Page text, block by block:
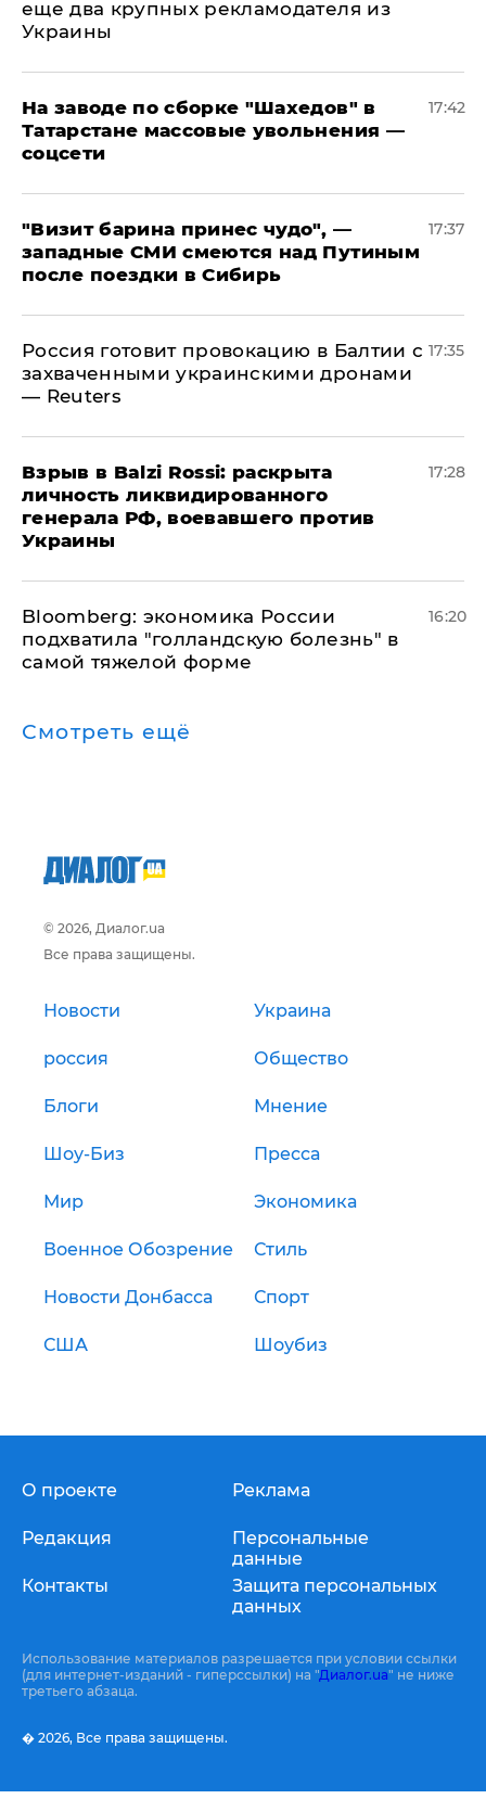
еще два крупных рекламодателя из
Украины
На заводе по сборке "Шахедов" в
Татарстане массовые увольнения —
соцсети
17:42
"Визит барина принес чудо", —
западные СМИ смеются над Путиным
после поездки в Сибирь
17:37
​Россия готовит провокацию в Балтии с
захваченными украинскими дронами
— Reuters
17:35
​Взрыв в Balzi Rossi: раскрыта
личность ликвидированного
генерала РФ, воевавшего против
Украины
17:28
Bloomberg: экономика России
подхватила "голландскую болезнь" в
самой тяжелой форме
16:20
Смотреть ещё
© 2026, Диалог.ua
Все права защищены.
Новости Украина
россия Общество
Блоги Мнение
Шоу-Биз Пресса
Мир Экономика
Военное Обозрение Стиль
Новости Донбасса Спорт
США Шоубиз
О проекте
Редакция
Контакты
Реклама
Персональные
данные
Защита персональных
данных
Использование материалов разрешается при условии ссылки
(для интернет-изданий - гиперссылки) на "Диалог.ua" не ниже
третьего абзаца.
� 2026, Все права защищены.